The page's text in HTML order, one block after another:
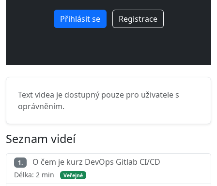
Přihlásit se Registrace
Text videa je dostupný pouze pro uživatele s
oprávněním.
Seznam videí
1. O čem je kurz DevOps Gitlab CI/CD
Délka: 2 min Veřejné